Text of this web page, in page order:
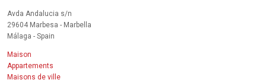
Avda Andalucia s/n
29604 Marbesa - Marbella
Málaga - Spain
Maison
Appartements
Maisons de ville